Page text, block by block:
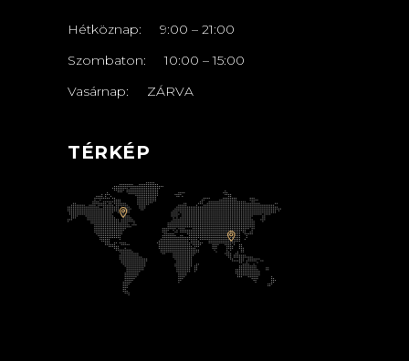
Hétköznap: 9:00 – 21:00
Szombaton:10:00 – 15:00
Vasárnap: ZÁRVA
TÉRKÉP